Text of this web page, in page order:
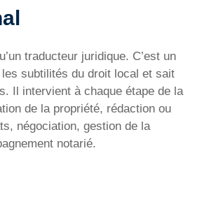
traducteur juridique. C’est un
subtilités du droit local et sait
Il intervient à chaque étape de la
de la propriété, rédaction ou
négociation, gestion de la
notarié.